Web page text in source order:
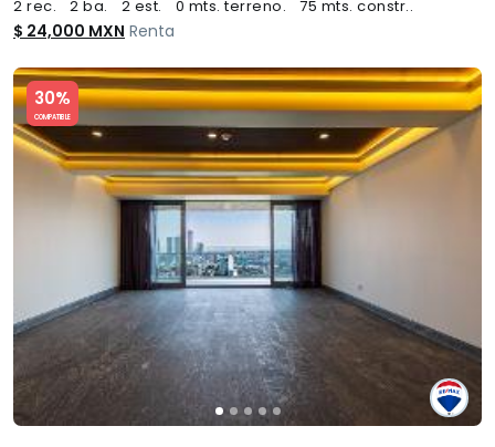
2 rec. 2 ba. 2 est. 0 mts. terreno. 75 mts. constr..
$ 24,000 MXN Renta
30%
COMPATIBLE
Slide 1 of 5